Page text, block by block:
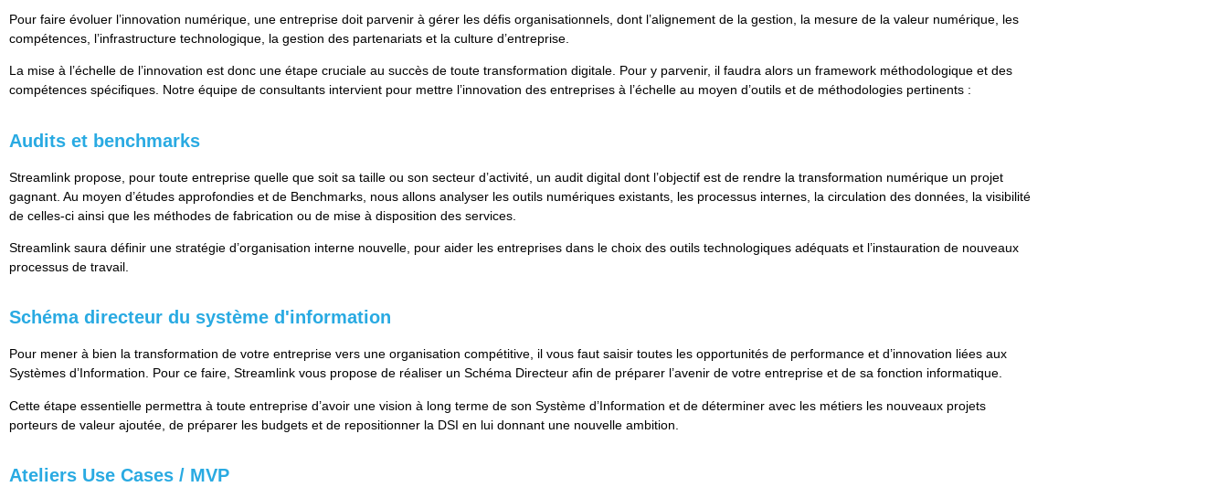
Pour faire évoluer l’innovation numérique, une entreprise doit parvenir à gérer les défis organisationnels, dont l’alignement de la gestion, la mesure de la valeur numérique, les
compétences, l’infrastructure technologique, la gestion des partenariats et la culture d’entreprise.
La mise à l’échelle de l’innovation est donc une étape cruciale au succès de toute transformation digitale. Pour y parvenir, il faudra alors un framework méthodologique et des
compétences spécifiques. Notre équipe de consultants intervient pour mettre l’innovation des entreprises à l’échelle au moyen d’outils et de méthodologies pertinents :
Audits et benchmarks
Streamlink propose, pour toute entreprise quelle que soit sa taille ou son secteur d’activité, un audit digital dont l’objectif est de rendre la transformation numérique un projet
gagnant. Au moyen d’études approfondies et de Benchmarks, nous allons analyser les outils numériques existants, les processus internes, la circulation des données, la visibilité
de celles-ci ainsi que les méthodes de fabrication ou de mise à disposition des services.
Streamlink saura définir une stratégie d’organisation interne nouvelle, pour aider les entreprises dans le choix des outils technologiques adéquats et l’instauration de nouveaux
processus de travail.
Schéma directeur du système d'information
Pour mener à bien la transformation de votre entreprise vers une organisation compétitive, il vous faut saisir toutes les opportunités de performance et d’innovation liées aux
Systèmes d’Information​. Pour ce faire, Streamlink vous propose de réaliser un Schéma Directeur afin de préparer l’avenir de votre entreprise et de sa fonction informatique.​​
Cette étape essentielle permettra à toute entreprise d’avoir une vision à long terme de son Système d’Information et de déterminer avec les métiers les nouveaux projets
porteurs de valeur ajoutée, de préparer les budgets et de repositionner la DSI ​en lui donnant une nouvelle ambition.​​
Ateliers Use Cases / MVP